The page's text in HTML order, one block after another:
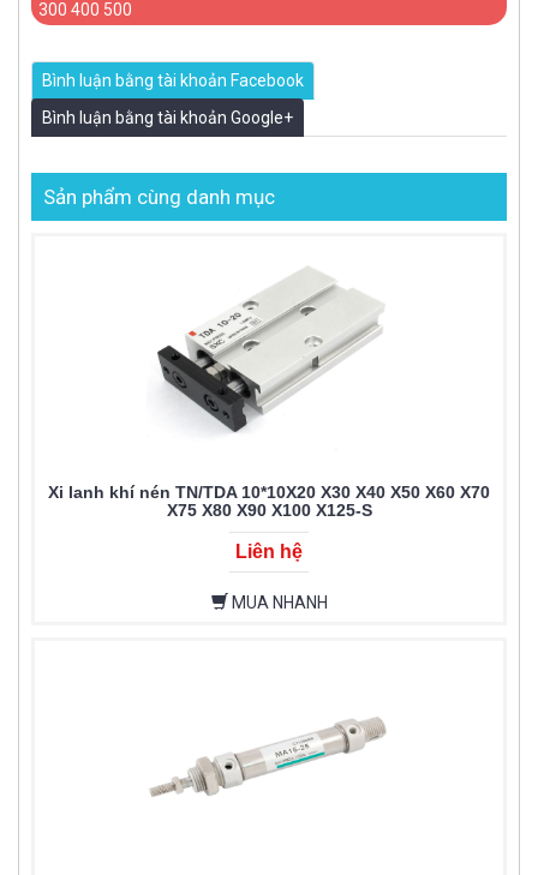
300 400 500
Bình luận bằng tài khoản Facebook
Bình luận bằng tài khoản Google+
Sản phẩm cùng danh mục
Xi lanh khí nén TN/TDA 10*10X20 X30 X40 X50 X60 X70
X75 X80 X90 X100 X125-S
Liên hệ
MUA NHANH